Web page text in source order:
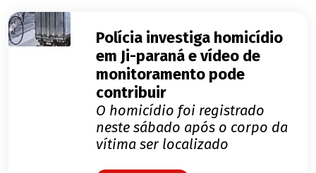
Polícia investiga homicídio
em Ji-paraná e vídeo de
monitoramento pode
contribuir
O homicídio foi registrado
neste sábado após o corpo da
vítima ser localizado